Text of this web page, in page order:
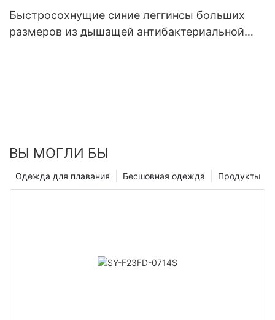
Быстросохнущие синие леггинсы больших
размеров из дышащей антибактериальной
ВЫ МОГЛИ БЫ
Продукты
Бесшовная одежда
Одежда для плавания